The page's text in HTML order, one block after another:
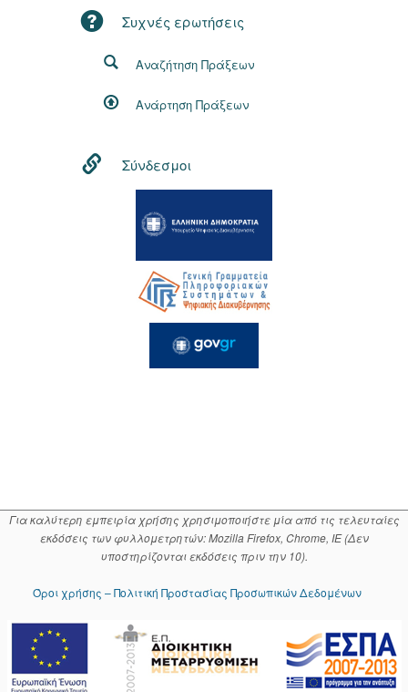
Συχνές ερωτήσεις
Αναζήτηση Πράξεων
Ανάρτηση Πράξεων
Σύνδεσμοι
Για καλύτερη εμπειρία χρήσης χρησιμοποιήστε μία από τις τελευταίες
εκδόσεις των φυλλομετρητών: Mozilla Firefox, Chrome, IE (Δεν
υποστηρίζονται εκδόσεις πριν την 10).
Όροι χρήσης – Πολιτική Προστασίας Προσωπικών Δεδομένων